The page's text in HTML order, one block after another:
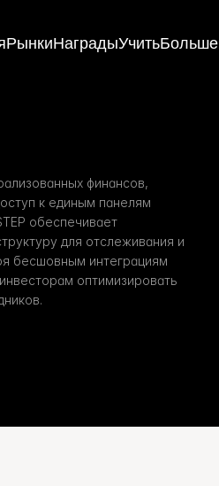
РынкиНаградыУчитьБольше
финансов,
к единым панелям
обеспечивает
для отслеживания и
бесшовным интеграциям
оптимизировать